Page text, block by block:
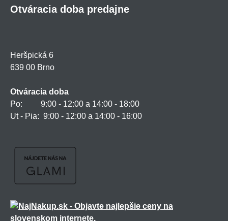
Otváracia doba predajne
Heršpická 6
639 00 Brno
Otváracia doba
Po: 9:00 - 12:00 a 14:00 - 18:00
Ut - Pia: 9:00 - 12:00 a 14:00 - 16:00